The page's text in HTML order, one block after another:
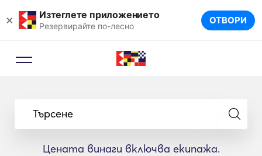
× Изтеглете приложението
Резервирайте по-лесно ОТВОРИ
Търсене
Цената винаги включва екипажа.